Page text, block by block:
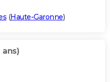
(Haute-Garonne)
ans)